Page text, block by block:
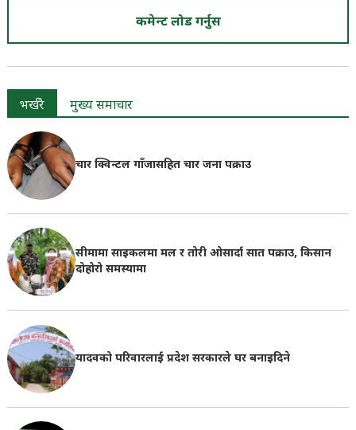
कमेन्ट लोड गर्नुस
भर्खरै मुख्य समाचार
चार क्विन्टल गाँजासहित चार जना पक्राउ
सीमामा साइकलमा मल र तोरी ओसार्दा सात पक्राउ, किसान
दोहोरो समस्यामा
यादवको परिवारलाई प्रदेश सरकारले घर बनाइदिने